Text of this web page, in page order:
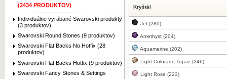
(2434 PRODUKTOV)
Individuálne vyrábané Swarovski produkty
(3 produktov)
Swarovski Round Stones (9 produktov)
Swarovski Flat Backs No Hotfix (28
produktov)
Swarovski Flat Backs Hotfix (9 produktov)
Swarovski Fancy Stones & Settings
Kryštál
Jet (280)
Amethyst (204)
Aquamarine (202)
Light Colorado Topaz (246)
Light Rose (223)